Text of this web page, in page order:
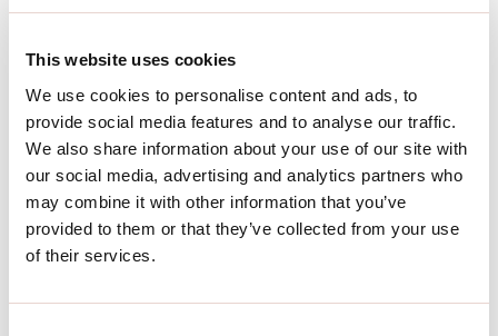
This website uses cookies
We use cookies to personalise content and ads, to
provide social media features and to analyse our traffic.
We also share information about your use of our site with
our social media, advertising and analytics partners who
may combine it with other information that you’ve
provided to them or that they’ve collected from your use
of their services.
Conformità
CEI EN 60598-1:2021 + A11:2023, CEI EN 60598-2-1:2022, CEI
EN 60598-2-2:2012
Rischio fotobiologico